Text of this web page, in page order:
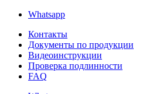
Whatsapp
Контакты
Документы по продукции
Видеоинструкции
Проверка подлинности
FAQ